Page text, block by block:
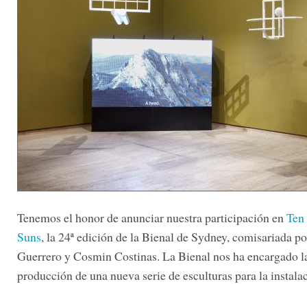
Tenemos el honor de anunciar nuestra participación en
Suns, la 24ª edición de la Bienal de Sydney, comisariada
Guerrero y Cosmin Costinas. La Bienal nos ha encargado
producción de una nueva serie de esculturas para la